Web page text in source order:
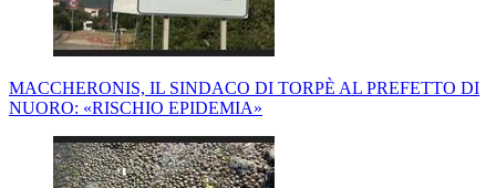
MACCHERONIS, IL SINDACO DI TORPÈ AL PREFETTO DI
NUORO: «RISCHIO EPIDEMIA»